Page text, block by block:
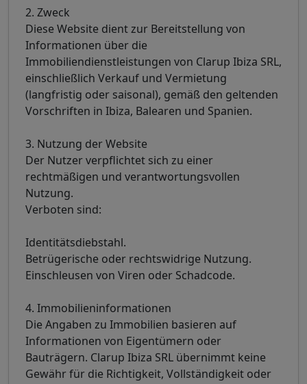
2. Zweck
Diese Website dient zur Bereitstellung von
Informationen über die
Immobiliendienstleistungen von Clarup Ibiza SRL,
einschließlich Verkauf und Vermietung
(langfristig oder saisonal), gemäß den geltenden
Vorschriften in Ibiza, Balearen und Spanien.
3. Nutzung der Website
Der Nutzer verpflichtet sich zu einer
rechtmäßigen und verantwortungsvollen
Nutzung.
Verboten sind:
Identitätsdiebstahl.
Betrügerische oder rechtswidrige Nutzung.
Einschleusen von Viren oder Schadcode.
4. Immobilieninformationen
Die Angaben zu Immobilien basieren auf
Informationen von Eigentümern oder
Bauträgern. Clarup Ibiza SRL übernimmt keine
Gewähr für die Richtigkeit, Vollständigkeit oder